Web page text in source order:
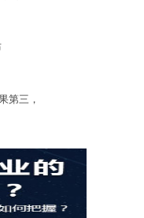
第三，